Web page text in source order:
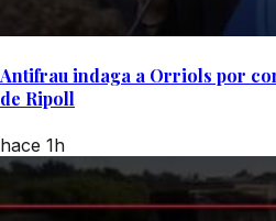
Antifrau indaga a Orriols por
de Ripoll
hace 1h